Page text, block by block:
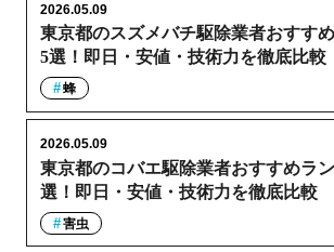
東京都のスズメバチ駆除業者おすす
5選！即日・安値・技術力を徹底比較
2026.05.09
蜂
東京都のコバエ駆除業者おすすめラ
選！即日・安値・技術力を徹底比較
2026.05.09
害虫